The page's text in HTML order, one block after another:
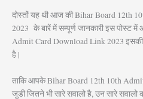
दोस्तों यह थी आज की Bihar Board 12th
2023 के बारें में सम्पूर्ण जानकारी इस पोस्ट
Admit Card Download Link 2023 इसकी
है |
ताकि आपके Bihar Board 12th 10th
जुडी जितने भी सारे सवालो है, उन सारे